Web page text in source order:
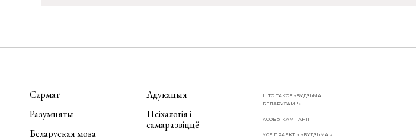
Сармат
Разумняты
Беларуская мова
Адукацыя
Псіхалогія і
самаразвіццё
ШТО ТАКОЕ «БУДЗЬМА
БЕЛАРУСАМІ!»
АСОБЫ КАМПАНІІ
УСЕ ПРАЕКТЫ «БУДЗЬМА!»